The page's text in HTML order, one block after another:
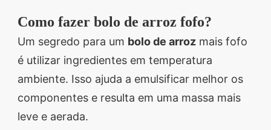
Como fazer bolo de arroz fofo?
Um segredo para um bolo de arroz mais fofo
é utilizar ingredientes em temperatura
ambiente. Isso ajuda a emulsificar melhor os
componentes e resulta em uma massa mais
leve e aerada.